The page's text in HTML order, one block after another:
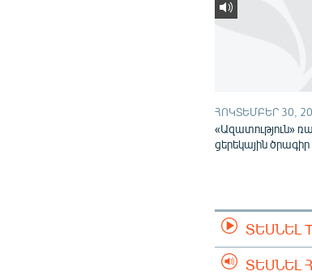
ՀՈԿՏԵՄԲԵՐ 30,
«Ազատություն»
ցերեկային ծրագիր
ՏԵՍՆԵԼ
ՏԵՍՆԵԼ